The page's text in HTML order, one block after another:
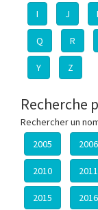
I J
Q R
Y Z
Recherche
Rechercher un
2005
2006
2010 2011
2015 2016